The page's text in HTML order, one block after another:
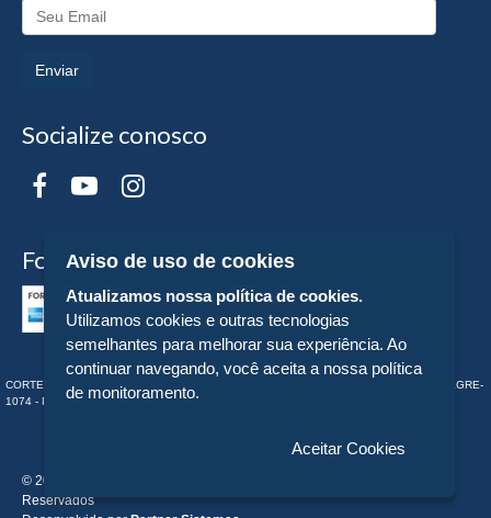
Enviar
Socialize conosco
Formas de Pagamento
CORTEZ EDITORA E LIVRARIA LTDA - CNPJ n° 43.003.409/0001-74 - RUA MONTE ALEGRE-
1074 - PERDIZES - - SP
© 2026 CORTEZ EDITORA E LIVRARIA LTDA - Todos os Direitos
Reservados
Aviso de uso de cookies
Atualizamos nossa política de cookies.
Utilizamos cookies e outras tecnologias
semelhantes para melhorar sua experiência. Ao
continuar navegando, você aceita a nossa política
de monitoramento.
Aceitar Cookies